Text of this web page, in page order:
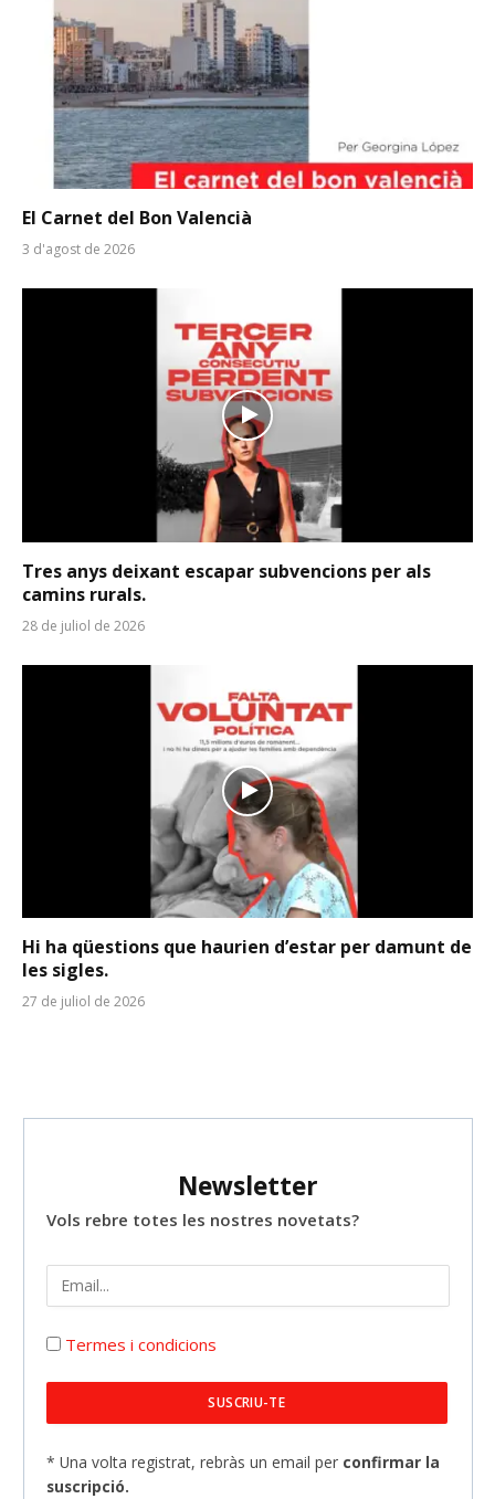
El Carnet del Bon Valencià
3 d'agost de 2026
Tres anys deixant escapar subvencions per als
camins rurals.
28 de juliol de 2026
Hi ha qüestions que haurien d’estar per damunt de
les sigles.
27 de juliol de 2026
Newsletter
Vols rebre totes les nostres novetats?
Termes i condicions
* Una volta registrat, rebràs un email per confirmar la
suscripció.